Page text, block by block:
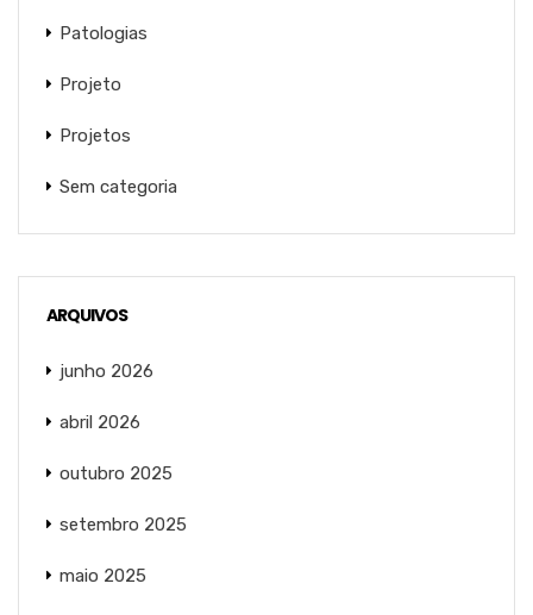
Patologias
Projeto
Projetos
Sem categoria
ARQUIVOS
junho 2026
abril 2026
outubro 2025
setembro 2025
maio 2025